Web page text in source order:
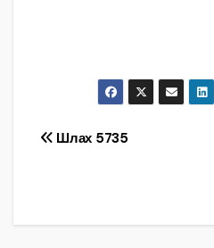
Навигация
записям
Шлах 5735